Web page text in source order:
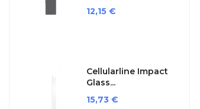
Preis
12,15 €
Cellularline Impact
Glass...
Preis
15,73 €